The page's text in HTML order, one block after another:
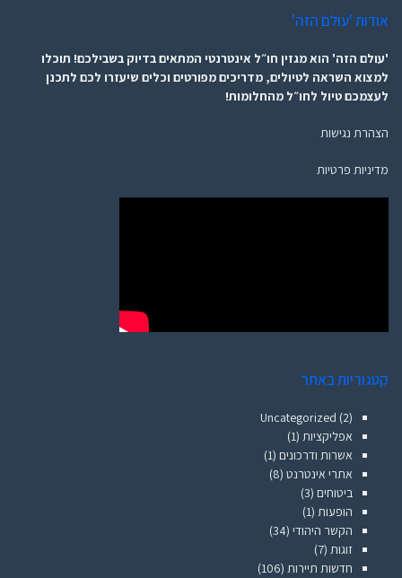
אודות 'עולם הזה'
'עולם הזה' הוא מגזין חו״ל אינטרנטי המתאים בדיוק בשבילכם! תוכלו
למצוא השראה לטיולים, מדריכים מפורטים וכלים שיעזרו לכם לתכנן
לעצמכם טיול לחו״ל מהחלומות!
הצהרת נגישות
מדיניות פרטיות
קטגוריות באתר
Uncategorized (2)
אפליקציות (1)
אשרות ודרכונים (1)
אתרי אינטרנט (8)
ביטוחים (3)
הופעות (1)
הקשר היהודי (34)
זוגות (7)
חדשות תיירות (106)